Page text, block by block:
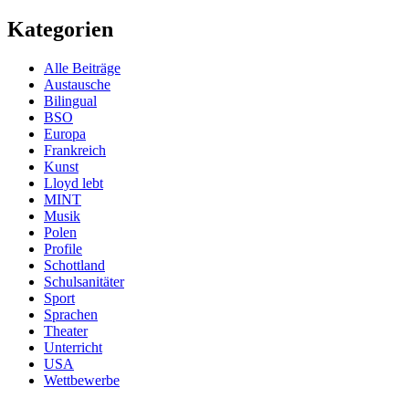
Kategorien
Alle Beiträge
Austausche
Bilingual
BSO
Europa
Frankreich
Kunst
Lloyd lebt
MINT
Musik
Polen
Profile
Schottland
Schulsanitäter
Sport
Sprachen
Theater
Unterricht
USA
Wettbewerbe